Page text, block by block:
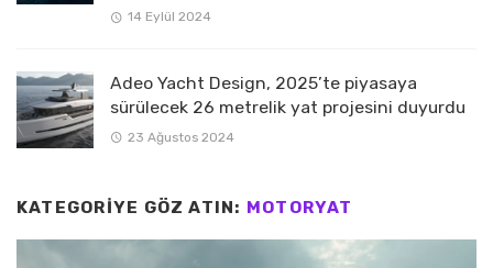
14 Eylül 2024
Adeo Yacht Design, 2025’te piyasaya
sürülecek 26 metrelik yat projesini duyurdu
23 Ağustos 2024
KATEGORIYE GÖZ ATIN: MOTORYAT